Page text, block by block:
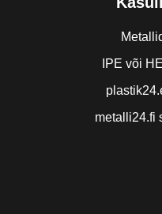
IPE või
metalli24.fi